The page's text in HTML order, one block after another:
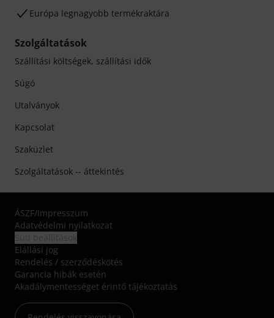
Európa legnagyobb termékraktára
Szolgáltatások
Szállítási költségek, szállítási idők
Súgó
Utalványok
Kapcsolat
Szaküzlet
Szolgáltatások -- áttekintés
ÁSZF/Impresszum
Adatvédelmi nyilatkozat
Elállási jog
Rendelés / szerződéskötés
Garancia hibák esetén
Akadálymentességet érintő tájékoztatás